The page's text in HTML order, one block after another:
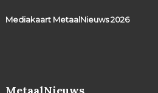
Mediakaart MetaalNieuws2026
MetaalNieuws